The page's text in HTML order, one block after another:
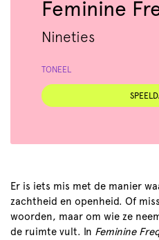
Feminine
Nineties
TONEEL
Er is iets mis met de manier
zachtheid en openheid. Of
woorden, maar om wie ze
de ruimte vult. In Feminine